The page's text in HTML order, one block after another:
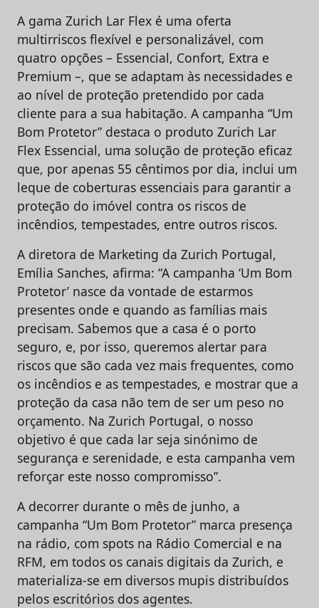
A gama Zurich Lar Flex é uma oferta
multirriscos flexível e personalizável, com
quatro opções – Essencial, Confort, Extra e
Premium –, que se adaptam às necessidades e
ao nível de proteção pretendido por cada
cliente para a sua habitação. A campanha “Um
Bom Protetor” destaca o produto Zurich Lar
Flex Essencial, uma solução de proteção eficaz
que, por apenas 55 cêntimos por dia, inclui um
leque de coberturas essenciais para garantir a
proteção do imóvel contra os riscos de
incêndios, tempestades, entre outros riscos.
A diretora de Marketing da Zurich Portugal,
Emília Sanches, afirma: “A campanha ‘Um Bom
Protetor’ nasce da vontade de estarmos
presentes onde e quando as famílias mais
precisam. Sabemos que a casa é o porto
seguro, e, por isso, queremos alertar para
riscos que são cada vez mais frequentes, como
os incêndios e as tempestades, e mostrar que a
proteção da casa não tem de ser um peso no
orçamento. Na Zurich Portugal, o nosso
objetivo é que cada lar seja sinónimo de
segurança e serenidade, e esta campanha vem
reforçar este nosso compromisso”.
A decorrer durante o mês de junho, a
campanha “Um Bom Protetor” marca presença
na rádio, com spots na Rádio Comercial e na
RFM, em todos os canais digitais da Zurich, e
materializa-se em diversos mupis distribuídos
pelos escritórios dos agentes.